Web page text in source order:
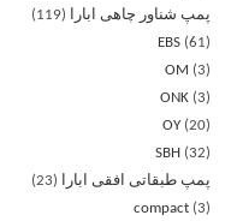
پمپ شناور چاهی ابارا
119
EBS 61
OM
3
ONK 3
OY 20
SBH
32
پمپ طبقاتی افقی ابارا
23
compact 3